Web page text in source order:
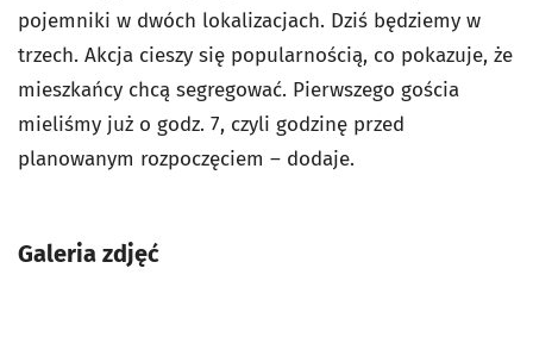
pojemniki w dwóch lokalizacjach. Dziś będziemy w
trzech. Akcja cieszy się popularnością, co pokazuje, że
mieszkańcy chcą segregować. Pierwszego gościa
mieliśmy już o godz. 7, czyli godzinę przed
planowanym rozpoczęciem – dodaje.
Galeria zdjęć